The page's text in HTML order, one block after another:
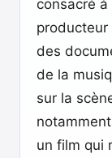
consacré
des
de la
sur la
un film qui